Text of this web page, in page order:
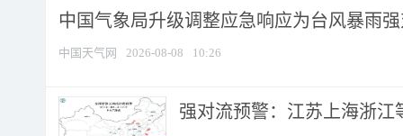
中国气象局升级调整应急响应为台风暴雨
中国天气网 2026-08-08 10:26
强对流预警：江苏上海浙江